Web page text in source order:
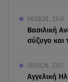
06.08.26 , 23:41
Βασιλική
σύζυγο και
06.08.26 , 23:11
Αγγελική